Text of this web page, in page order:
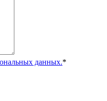
данных.*